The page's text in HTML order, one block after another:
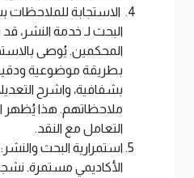
الاستجابة للملاحظات
البحث لـ خدمة النشر،
المحكمين. يُوصى
بطريقة موضوعية
بشفافية، واشرح
ملاحظاتهم. هذا يُظهر
التعامل مع النقد.
استمرارية البحث
الأكاديمي مستمرة.